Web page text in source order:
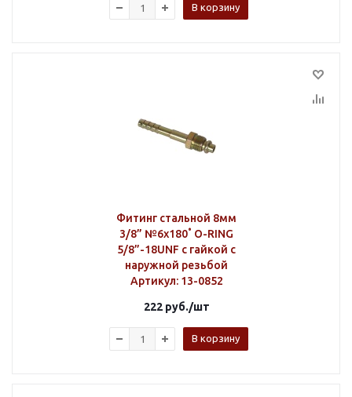
В корзину
Фитинг стальной 8мм
3/8” №6х180˚ O-RING
5/8”-18UNF с гайкой с
наружной резьбой
Артикул: 13-0852
222руб./шт
В корзину